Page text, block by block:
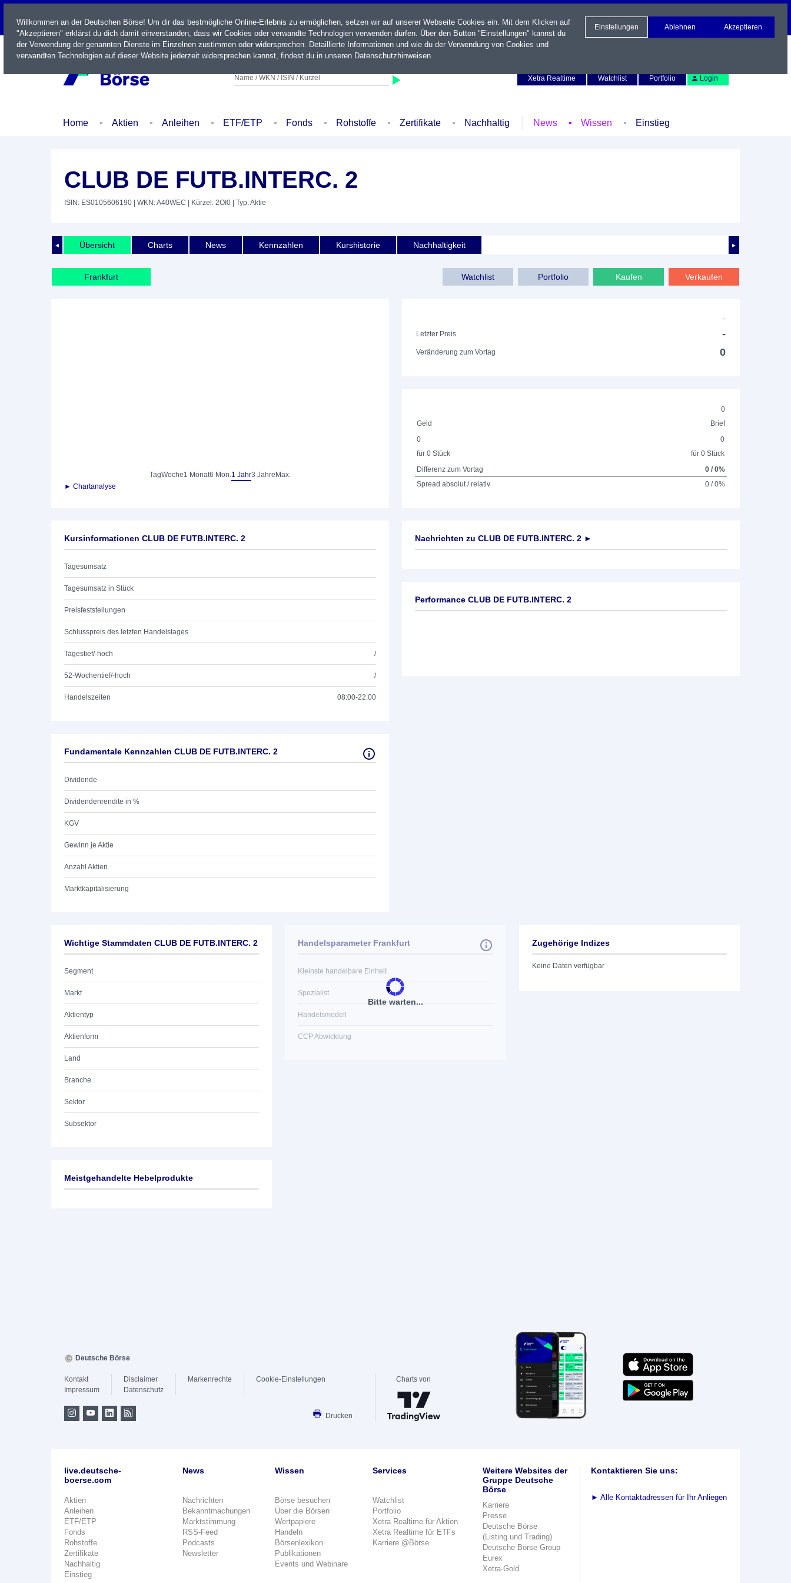
LIVE
Name / WKN / ISIN / Kürzel
Xetra Realtime
Watchlist Portfolio Login
Home Aktien Anleihen ETF/ETP Fonds Rohstoffe Zertifikate Nachhaltig News Wissen Einstieg
CLUB DE FUTB.INTERC. 2
ISIN: ES0105606190 | WKN: A40WEC | Kürzel: 2OI0 | Typ: Aktie
◄ ►
Übersicht Charts News Kennzahlen Kurshistorie Nachhaltigkeit
Frankfurt Watchlist Portfolio Kaufen Verkaufen
TagWoche1 Monat6 Mon.1 Jahr3 Jahre Max.
► Chartanalyse
-
Letzter Preis
-
Veränderung zum Vortag 0
0
Geld
Brief
0
für 0 Stück
0
für 0 Stück
Differenz zum Vortag
0 / 0%
Spread absolut / relativ
0 / 0%
Kursinformationen CLUB DE FUTB.INTERC. 2
Tagesumsatz
Tagesumsatz in Stück
Preisfeststellungen
Schlusspreis des letzten Handelstages
Tagestief/-hoch /
52-Wochentief/-hoch /
Handelszeiten 08:00-22:00
Fundamentale Kennzahlen CLUB DE FUTB.INTERC. 2
Dividende
Dividendenrendite in %
KGV
Gewinn je Aktie
Anzahl Aktien
Marktkapitalisierung
Nachrichten zu CLUB DE FUTB.INTERC. 2 ►
Performance CLUB DE FUTB.INTERC. 2
Wichtige Stammdaten CLUB DE FUTB.INTERC. 2
Segment
Markt
Aktientyp
Aktienform
Land
Branche
Sektor
Subsektor
Bitte warten...
Handelsparameter Frankfurt
Kleinste handelbare Einheit
Spezialist
Handelsmodell
CCP Abwicklung
Zugehörige Indizes
Keine Daten verfügbar
Meistgehandelte Hebelprodukte
Willkommen an der Deutschen Börse! Um dir das bestmögliche Online-Erlebnis zu ermöglichen, setzen wir auf unserer Webseite Cookies ein. Mit dem Klicken auf
"Akzeptieren" erklärst du dich damit einverstanden, dass wir Cookies oder verwandte Technologien verwenden dürfen. Über den Button "Einstellungen" kannst du
der Verwendung der genannten Dienste im Einzelnen zustimmen oder widersprechen. Detaillierte Informationen und wie du der Verwendung von Cookies und
verwandten Technologien auf dieser Website jederzeit widersprechen kannst, findest du in unseren Datenschutzhinweisen.
Einstellungen Ablehnen Akzeptieren
Deutsche Börse
Kontakt
Impressum
Disclaimer
Datenschutz
Markenrechte Cookie-Einstellungen
Drucken
Charts von
live.deutsche-
boerse.com
Aktien
Anleihen
ETF/ETP
Fonds
Rohstoffe
Zertifikate
Nachhaltig
Einstieg
News
Nachrichten
Bekanntmachungen
Marktstimmung
RSS-Feed
Podcasts
Newsletter
Wissen
Börse besuchen
Über die Börsen
Wertpapiere
Handeln
Börsenlexikon
Publikationen
Events und Webinare
Services
Watchlist
Portfolio
Xetra Realtime für Aktien
Xetra Realtime für ETFs
Karriere @Börse
Weitere Websites der
Gruppe Deutsche
Börse
Karriere
Presse
Deutsche Börse
(Listing und Trading)
Deutsche Börse Group
Eurex
Xetra-Gold
Kontaktieren Sie uns:
► Alle Kontaktadressen für Ihr Anliegen